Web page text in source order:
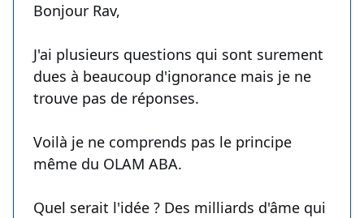
Bonjour Rav,
J'ai plusieurs questions qui sont surement
dues à beaucoup d'ignorance mais je ne
trouve pas de réponses.
Voilà je ne comprends pas le principe
même du OLAM ABA.
Quel serait l'idée ? Des milliards d'âme qui